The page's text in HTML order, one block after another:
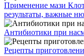
Применение мази
результаты, важные
Антибиотики при
Рецепты